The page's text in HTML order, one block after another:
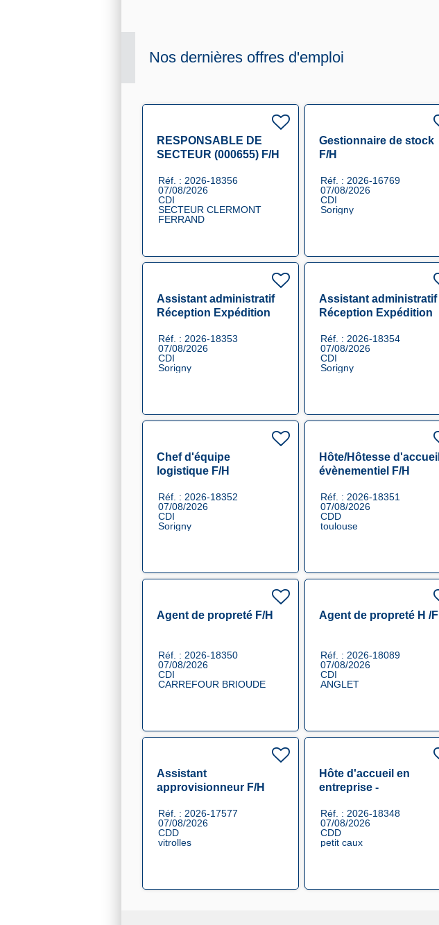
Nos dernières offres d'emploi
RESPONSABLE DE
SECTEUR (000655) F/H
Réf. : 2026-18356
07/08/2026
CDI
SECTEUR CLERMONT
FERRAND
Gestionnaire de stock
F/H
Réf. : 2026-16769
07/08/2026
CDI
Sorigny
Assistant administratif
Réception Expédition
Réf. : 2026-18353
07/08/2026
CDI
Sorigny
Assistant administratif
Réception Expédition
Réf. : 2026-18354
07/08/2026
CDI
Sorigny
Chef d'équipe
logistique F/H
Réf. : 2026-18352
07/08/2026
CDI
Sorigny
Hôte/Hôtesse d'accueil
évènementiel F/H
Réf. : 2026-18351
07/08/2026
CDD
toulouse
Agent de propreté F/H
Réf. : 2026-18350
07/08/2026
CDI
CARREFOUR BRIOUDE
Agent de propreté H /F
Réf. : 2026-18089
07/08/2026
CDI
ANGLET
Assistant
approvisionneur F/H
Réf. : 2026-17577
07/08/2026
CDD
vitrolles
Hôte d'accueil en
entreprise -
Réf. : 2026-18348
07/08/2026
CDD
petit caux